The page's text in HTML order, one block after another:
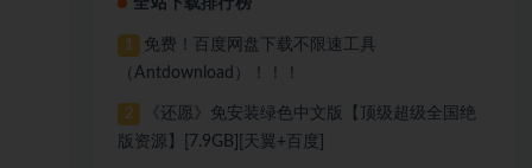
全站下载排行榜
1
免费！百度网盘下载不限速工具
（Antdownload）！！！
2
《还愿》免安装绿色中文版【顶级超级全国绝
版资源】[7.9GB][天翼+百度]